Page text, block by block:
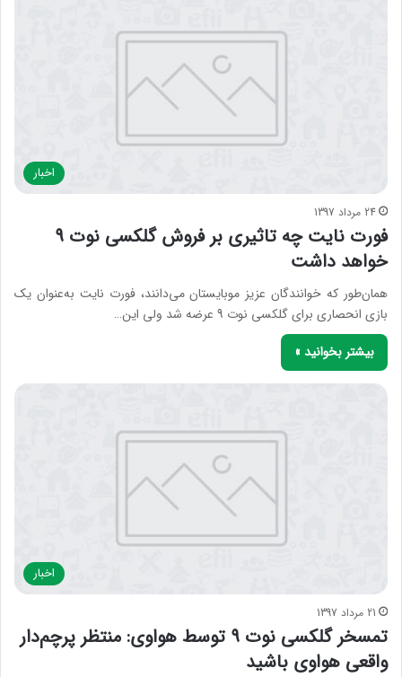
اخبار
24 مرداد 1397
فورت نایت چه تاثیری بر فروش گلکسی نوت 9
خواهد داشت
همان‌طور که خوانندگان عزیز موبایستان می‌دانند، فورت نایت به‌عنوان یک
بازی انحصاری برای گلکسی نوت 9 عرضه شد ولی این…
بیشتر بخوانید »
اخبار
21 مرداد 1397
تمسخر گلکسی نوت 9 توسط هواوی: منتظر پرچم‌دار
واقعی هواوی باشید